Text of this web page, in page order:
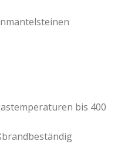
bis 400